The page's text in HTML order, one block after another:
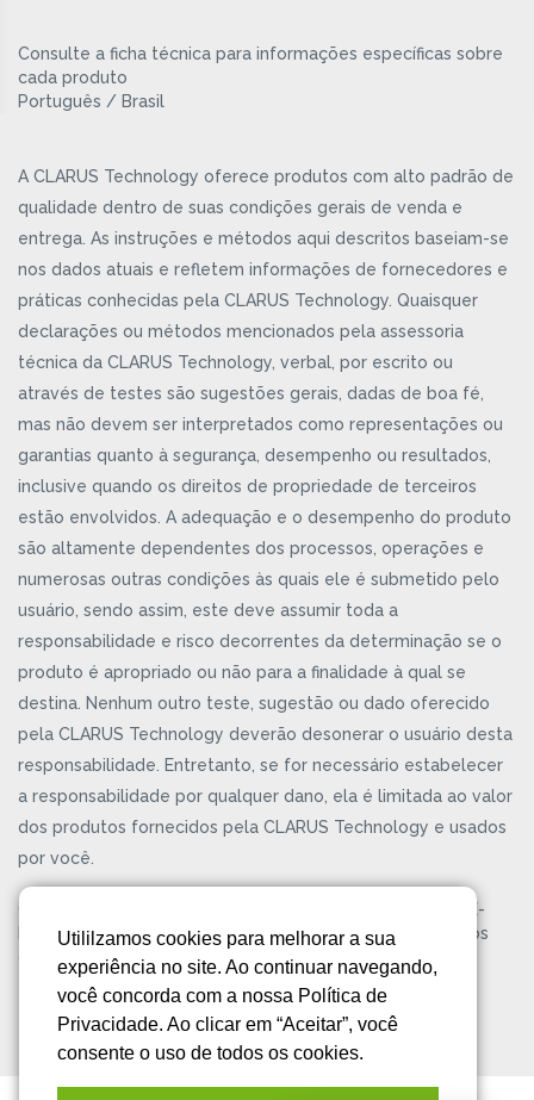
Utililzamos cookies para melhorar a sua
experiência no site. Ao continuar navegando,
você concorda com a nossa Política de
Privacidade. Ao clicar em “Aceitar”, você
consente o uso de todos os cookies.
Consulte a ficha técnica para informações específicas sobre
cada produto
Português / Brasil
A CLARUS Technology oferece produtos com alto padrão de
qualidade dentro de suas condições gerais de venda e
entrega. As instruções e métodos aqui descritos baseiam-se
nos dados atuais e refletem informações de fornecedores e
práticas conhecidas pela CLARUS Technology. Quaisquer
declarações ou métodos mencionados pela assessoria
técnica da CLARUS Technology, verbal, por escrito ou
através de testes são sugestões gerais, dadas de boa fé,
mas não devem ser interpretados como representações ou
garantias quanto à segurança, desempenho ou resultados,
inclusive quando os direitos de propriedade de terceiros
estão envolvidos. A adequação e o desempenho do produto
são altamente dependentes dos processos, operações e
numerosas outras condições às quais ele é submetido pelo
usuário, sendo assim, este deve assumir toda a
responsabilidade e risco decorrentes da determinação se o
produto é apropriado ou não para a finalidade à qual se
destina. Nenhum outro teste, sugestão ou dado oferecido
pela CLARUS Technology deverão desonerar o usuário desta
responsabilidade. Entretanto, se for necessário estabelecer
a responsabilidade por qualquer dano, ela é limitada ao valor
dos produtos fornecidos pela CLARUS Technology e usados
por você.
CLARUS® Technology é uma marca registrada da KELPIE-
BR® Gestão Empresarial Ltda. Copyright ©2026. Todos os
direitos reservados.
Política de Privacidade